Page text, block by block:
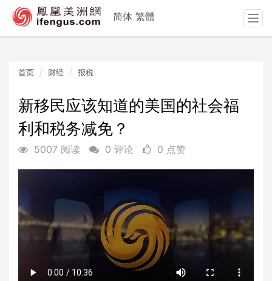
首页 财经 报税
新移民应该知道的美国的社会福
利和税务减免？
5007 阅读 0 评论 0 点赞
简体 繁體
T
o
a
n